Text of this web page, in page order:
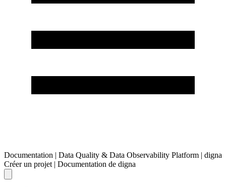
Documentation | Data Quality & Data Observability Platform | digna
Créer un projet | Documentation de digna